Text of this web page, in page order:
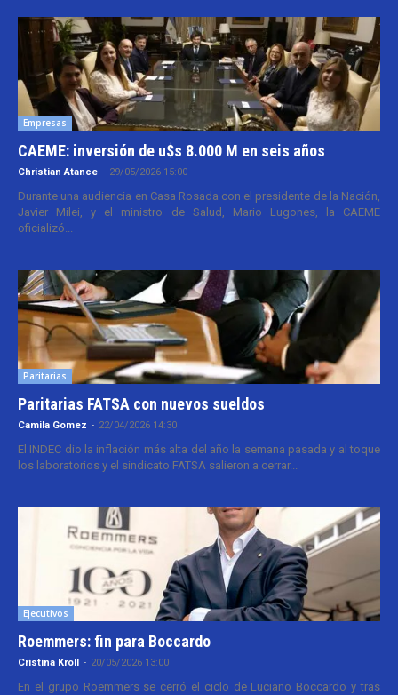
Empresas
CAEME: inversión de u$s 8.000 M en seis años
Christian Atance - 29/05/2026 15:00
Durante una audiencia en Casa Rosada con el presidente de la Nación,
Javier Milei, y el ministro de Salud, Mario Lugones, la CAEME
oficializó...
Paritarias
Paritarias FATSA con nuevos sueldos
Camila Gomez - 22/04/2026 14:30
El INDEC dio la inflación más alta del año la semana pasada y al toque
los laboratorios y el sindicato FATSA salieron a cerrar...
Ejecutivos
Roemmers: fin para Boccardo
Cristina Kroll - 20/05/2026 13:00
En el grupo Roemmers se cerró el ciclo de Luciano Boccardo y tras